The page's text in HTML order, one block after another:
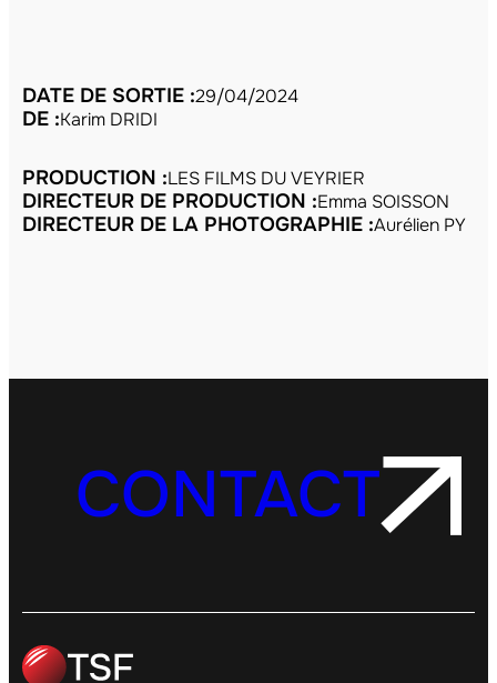
DATE DE SORTIE :29/04/2024
DE :Karim DRIDI
PRODUCTION :LES FILMS DU VEYRIER
DIRECTEUR DE PRODUCTION :Emma SOISSON
DIRECTEUR DE LA PHOTOGRAPHIE :Aurélien PY
CONTACT